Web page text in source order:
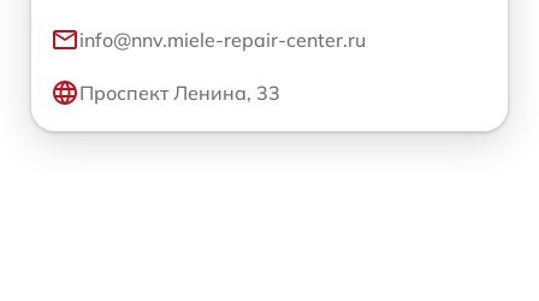
info@nnv.miele-repair-center.ru
Проспект Ленина, 33